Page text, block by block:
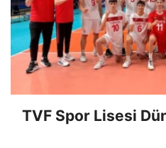
TVF Spor Lisesi